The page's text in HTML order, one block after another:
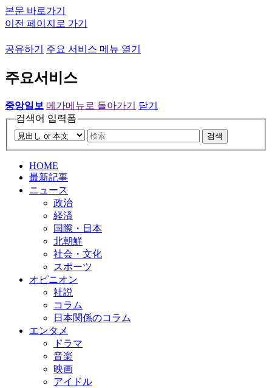
본문 바로가기
이전 페이지로 가기
공유하기 주요 서비스 메뉴 열기
주요서비스
중앙일보 메가메뉴로 돌아가기
닫기
검색어 입력폼
검색
HOME
最新記事
ニュース
政治
経済
国際・日本
北朝鮮
社会・文化
スポーツ
オピニオン
社説
コラム
日本関係のコラム
エンタメ
ドラマ
音楽
映画
アイドル